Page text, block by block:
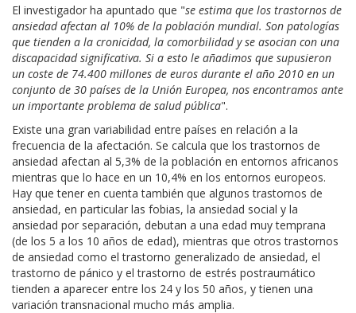
El investigador ha apuntado que "se estima que los trastornos de
ansiedad afectan al 10% de la población mundial. Son patologías
que tienden a la cronicidad, la comorbilidad y se asocian con una
discapacidad significativa. Si a esto le añadimos que supusieron
un coste de 74.400 millones de euros durante el año 2010 en un
conjunto de 30 países de la Unión Europea, nos encontramos ante
un importante problema de salud pública".
Existe una gran variabilidad entre países en relación a la
frecuencia de la afectación. Se calcula que los trastornos de
ansiedad afectan al 5,3% de la población en entornos africanos
mientras que lo hace en un 10,4% en los entornos europeos.
Hay que tener en cuenta también que algunos trastornos de
ansiedad, en particular las fobias, la ansiedad social y la
ansiedad por separación, debutan a una edad muy temprana
(de los 5 a los 10 años de edad), mientras que otros trastornos
de ansiedad como el trastorno generalizado de ansiedad, el
trastorno de pánico y el trastorno de estrés postraumático
tienden a aparecer entre los 24 y los 50 años, y tienen una
variación transnacional mucho más amplia.